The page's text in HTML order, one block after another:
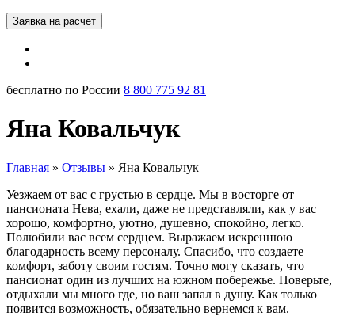
Заявка на расчет
бесплатно по России 8 800 775 92 81
Яна Ковальчук
Главная » Отзывы » Яна Ковальчук
Уезжаем от вас с грустью в сердце. Мы в восторге от
пансионата Нева, ехали, даже не представляли, как у вас
хорошо, комфортно, уютно, душевно, спокойно, легко.
Полюбили вас всем сердцем. Выражаем искреннюю
благодарность всему персоналу. Спасибо, что создаете
комфорт, заботу своим гостям. Точно могу сказать, что
пансионат один из лучших на южном побережье. Поверьте,
отдыхали мы много где, но ваш запал в душу. Как только
появится возможность, обязательно вернемся к вам.